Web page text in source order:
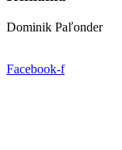
Dominik Paľonder
Facebook-f